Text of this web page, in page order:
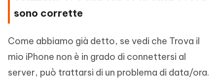
sono corrette
Come abbiamo già detto, se vedi che Trova il
mio iPhone non è in grado di connettersi al
server, può trattarsi di un problema di data/ora.